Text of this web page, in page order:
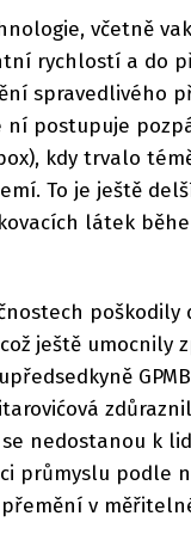
včetně
rychlostí a do
spravedlivého
postupuje
kdy trvalo
To je ještě
látek
poškodily
ještě umocnily
nedostanou k
průmyslu podle
v